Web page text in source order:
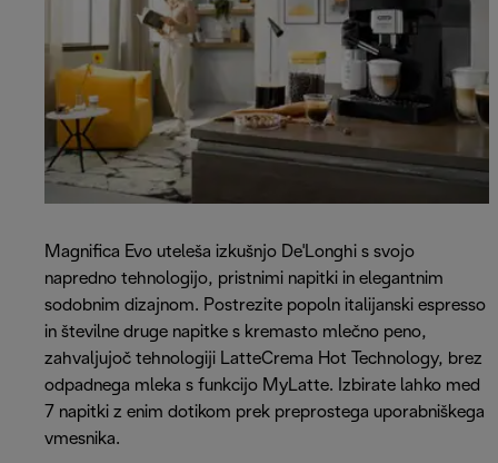
Magnifica Evo uteleša izkušnjo De'Longhi s svojo
napredno tehnologijo, pristnimi napitki in elegantnim
sodobnim dizajnom. Postrezite popoln italijanski espresso
in številne druge napitke s kremasto mlečno peno,
zahvaljujoč tehnologiji LatteCrema Hot Technology, brez
odpadnega mleka s funkcijo MyLatte. Izbirate lahko med
7 napitki z enim dotikom prek preprostega uporabniškega
vmesnika.